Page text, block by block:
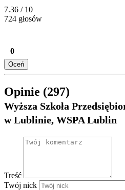
7.36 / 10
724 głosów
0
Oceń
Opinie (297)
Wyższa Szkoła
w Lublinie, WSPA Lublin
Treść
Twój nick